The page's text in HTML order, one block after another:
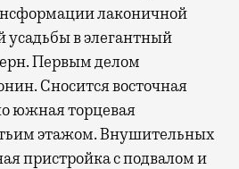
лаконичной
усадьбы в элегантный
Первым делом
Сносится восточная
южная торцевая
этажом. Внушительных
пристройка с подвалом и